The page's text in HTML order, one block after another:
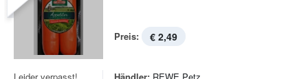
Preis: € 2,49